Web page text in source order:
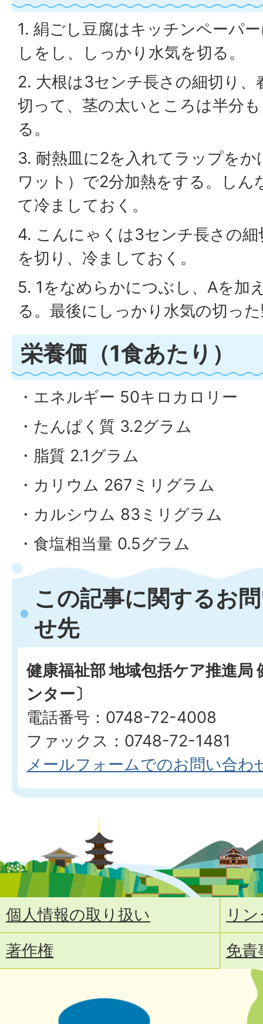
1. 絹ごし豆腐はキッチンペーパ
しをし、しっかり水気を切る。
2. 大根は3センチ長さの細切り
切って、茎の太いところは半分
る。
3. 耐熱皿に2を入れてラップを
ワット）で2分加熱をする。しん
て冷ましておく。
4. こんにゃくは3センチ長さの
を切り、冷ましておく。
5. 1をなめらかにつぶし、Aを加
る。最後にしっかり水気の切っ
栄養価（1食あたり）
・エネルギー 50キロカロリー
・たんぱく質 3.2グラム
・脂質 2.1グラム
・カリウム 267ミリグラム
・カルシウム 83ミリグラム
・食塩相当量 0.5グラム
この記事に関するお
せ先
健康福祉部 地域包括ケア推進局
ンター〕
電話番号：0748-72-4008
ファックス：0748-72-1481
メールフォームでのお問い合わ
個人情報の取り扱い
リ
著作権
免責